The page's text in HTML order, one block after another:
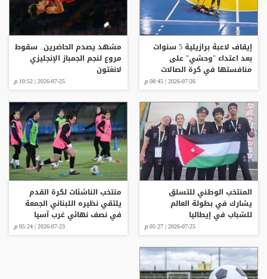
إيقاف لاعبة برازيلية 5 سنوات
بعد اعتداء "وحشي" على
منافستها في كرة الصالات
2026-07-26 | 08:45 م
مشهد يصدم الحاضرين.. سقوط
مروع لنجم الجمباز الإنجليزي
لانغتون
2026-07-25 | 10:52 م
المنتخب الوطني للتسلق
يشارك في بطولة العالم
للشباب في إيطاليا
2026-07-25 | 05:27 م
منتخب الناشئات لكرة القدم
يلتقي نظيره اللبناني الجمعة
في نصف نهائي غرب آسيا
2026-07-23 | 05:24 م